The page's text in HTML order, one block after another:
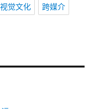
视觉文化
跨媒介